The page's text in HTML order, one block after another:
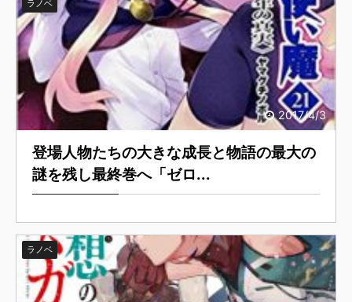
2017/4/3
ラノベ
登場人物たちの大きな成長と物語の最大の
謎を残し最終巻へ「ゼロ...
ラノベ